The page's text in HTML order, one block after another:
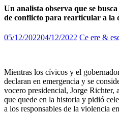
Un analista observa que se
de conflicto para rearticular a la
05/12/202204/12/2022 Ce ere &
Mientras los cívicos y el
declaran en emergencia y se
vocero presidencial, Jorge Richter,
que quede en la historia y pidió
a los responsables de la violencia